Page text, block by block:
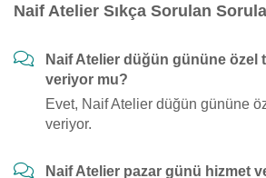
Naif Atelier Sıkça Sorulan
Naif Atelier düğün gününe özel
veriyor mu?
Evet, Naif Atelier düğün gününe
veriyor.
Naif Atelier pazar günü hizmet